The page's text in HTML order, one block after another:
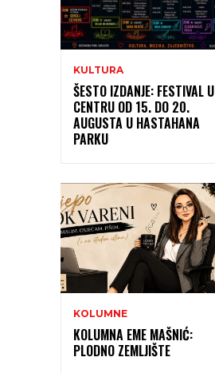
KULTURA
ŠESTO IZDANJE: FESTIVAL U
CENTRU OD 15. DO 20.
AUGUSTA U HASTAHANA
PARKU
KOLUMNE
KOLUMNA EME MAŠNIĆ:
PLODNO ZEMLJIŠTE